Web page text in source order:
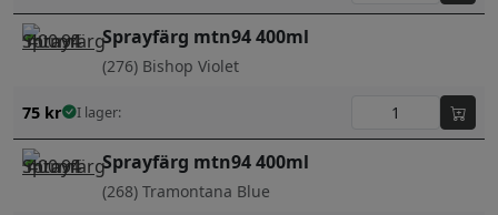
Sprayfärg mtn94 400ml
(276) Bishop Violet
75 kr I lager:
Sprayfärg mtn94 400ml
(268) Tramontana Blue